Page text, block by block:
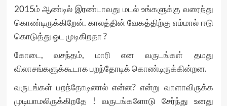
2015ம் ஆண்டில் இரண்டாவது மடல் உங்களுக்கு வரைந்து
கொண்டிருக்கிறேன். காலத்தின் வேகத்திற்கு எம்மால் ஈடு
கொடுத்து ஓட முடிகிறதா ?
கோடை, வசந்தம், மாரி என வருடங்கள் தமது
விலாசங்களுக்கூடாக பறந்தோடிக் கொண்டிருக்கின்றன.
வருடங்கள் பறந்தோடினால் என்ன? என்று வாளாவிருக்க
முடியாமலிருக்கிறதே ! வருடங்களோடு சேர்ந்து உனது